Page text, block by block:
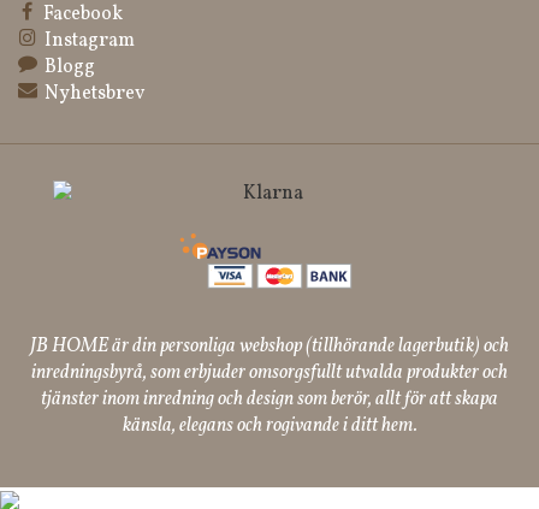
Facebook
Instagram
Blogg
Nyhetsbrev
JB HOME är din personliga webshop (tillhörande lagerbutik) och
inredningsbyrå, som erbjuder omsorgsfullt utvalda produkter och
tjänster inom inredning och design som berör, allt för att skapa
känsla, elegans och rogivande i ditt hem.